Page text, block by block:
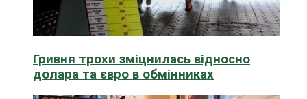
Гривня трохи зміцнилась відносно
долара та євро в обмінниках